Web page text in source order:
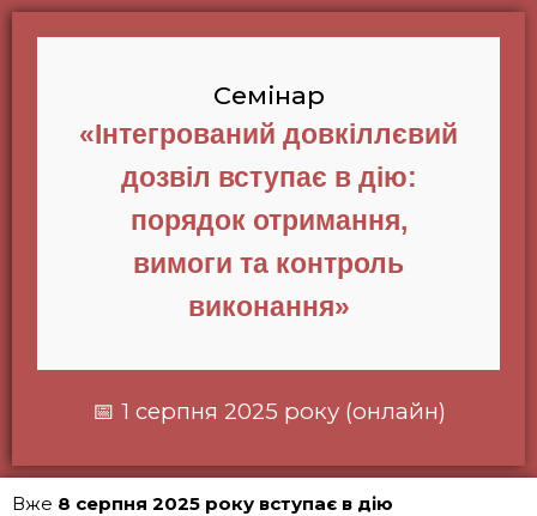
Семінар
«Інтегрований довкіллєвий
дозвіл вступає в дію:
порядок отримання,
вимоги та контроль
виконання»
📅 1 серпня 2025 року (онлайн)
Вже 8 серпня 2025 року вступає в дію